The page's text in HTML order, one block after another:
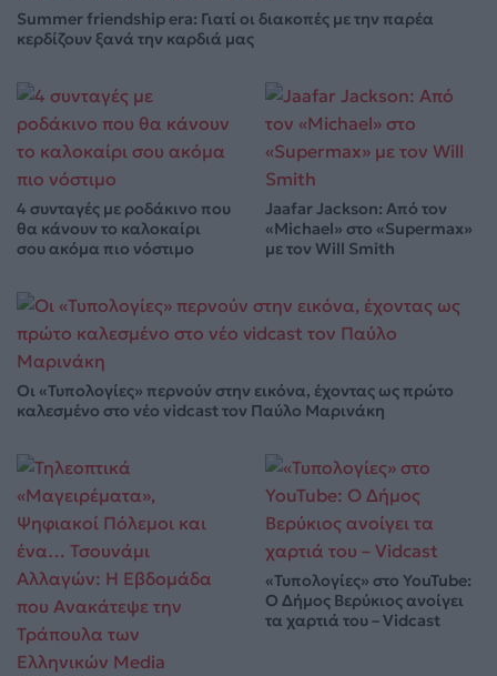
Summer friendship era: Γιατί οι διακοπές με την παρέα
κερδίζουν ξανά την καρδιά μας
4 συνταγές με ροδάκινο που
θα κάνουν το καλοκαίρι
σου ακόμα πιο νόστιμο
Jaafar Jackson: Από τον
«Michael» στο «Supermax»
με τον Will Smith
Οι «Τυπολογίες» περνούν στην εικόνα, έχοντας ως πρώτο
καλεσμένο στο νέο vidcast τον Παύλο Μαρινάκη
«Τυπολογίες» στο YouTube:
Ο Δήμος Βερύκιος ανοίγει
τα χαρτιά του – Vidcast